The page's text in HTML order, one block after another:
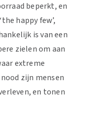
beperkt, en
happy few’,
is van een
zielen om aan
extreme
zijn mensen
en tonen